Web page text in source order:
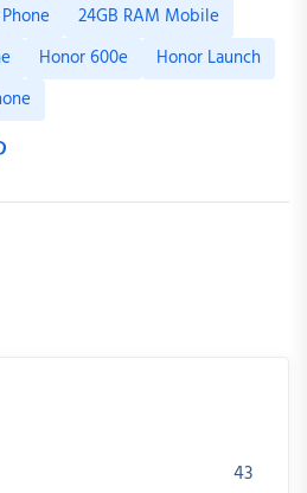
24GB RAM Mobile
Honor 600e
Honor Launch
43